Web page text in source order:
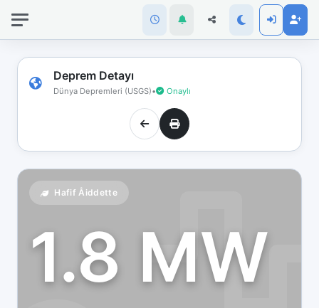
Deprem Detayı
Dünya Depremleri (USGS)• Onaylı
Hafif Åiddette
1.8 MW
bağlantınız
koptu!
Çevrimdışı
moddasınız.